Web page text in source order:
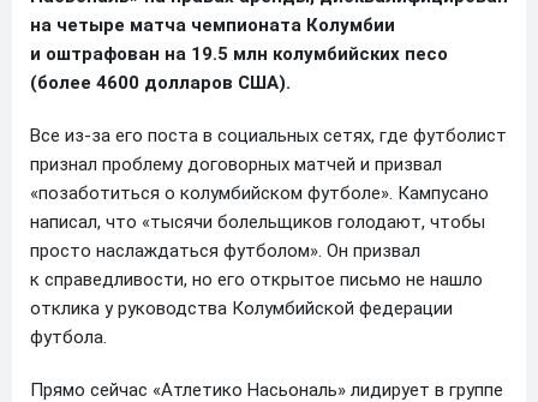
на четыре матча чемпионата Колумбии
и оштрафован на 19.5 млн колумбийских песо
(более 4600 долларов США).
Все из-за его поста в социальных сетях, где футболист
признал проблему договорных матчей и призвал
«позаботиться о колумбийском футболе». Кампусано
написал, что «тысячи болельщиков голодают, чтобы
просто наслаждаться футболом». Он призвал
к справедливости, но его открытое письмо не нашло
отклика у руководства Колумбийской федерации
футбола.
Прямо сейчас «Атлетико Насьональ» лидирует в группе